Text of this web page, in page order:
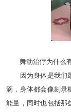
舞动治疗为什么
因为身体是我们最
滴，身体都会像刻录
能量，同时也包括那